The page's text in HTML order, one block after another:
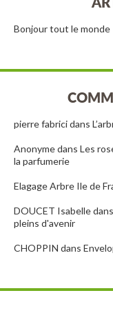
Bonjour tout le monde
pierre fabricidans
Anonymedans Les
la parfumerie
Elagage Arbre Ile de
DOUCET Isabelledans
pleins d'avenir
CHOPPIN dans